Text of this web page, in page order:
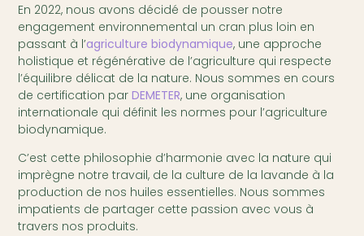
En 2022, nous avons décidé de pousser notre
engagement environnemental un cran plus loin en
passant à l’agriculture biodynamique, une approche
holistique et régénérative de l’agriculture qui respecte
l’équilibre délicat de la nature. Nous sommes en cours
de certification parDEMETER, une organisation
internationale qui définit les normes pour l’agriculture
biodynamique.
C’est cette philosophie d’harmonie avec la nature qui
imprègne notre travail, de la culture de la lavande à la
production de nos huiles essentielles. Nous sommes
impatients de partager cette passion avec vous à
travers nos produits.